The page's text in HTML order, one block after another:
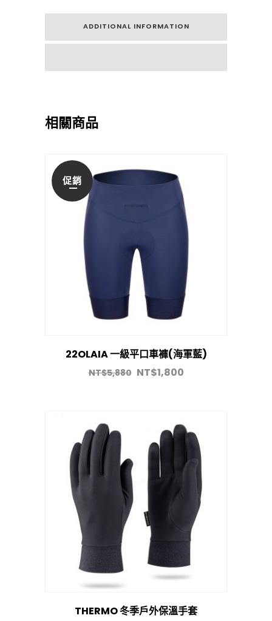
ADDITIONAL INFORMATION
相關商品
促銷
22OLAIA 一級平口車褲(海軍藍)
NT$5,880 NT$1,800
THERMO 冬季戶外保溫手套